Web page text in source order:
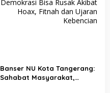
Demokrasi Bisa Rusak Akibat
Hoax, Fitnah dan Ujaran
Kebencian
Banser NU Kota Tangerang:
Sahabat Masyarakat,